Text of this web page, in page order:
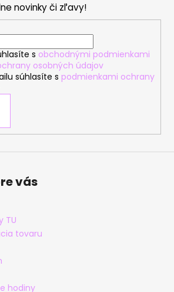
i
e
p
r
v
k
i
s
e
novinky či zľavy!
s obchodnými podmienkami
osobných údajov
súhlasíte s podmienkami ochrany
vás
TU
tovaru
hodiny